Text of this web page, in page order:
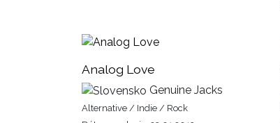
Analog Love
Genuine Jacks
Alternative / Indie / Rock